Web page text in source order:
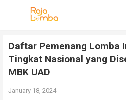
Daftar Pemenang Lomba
Tingkat Nasional yang
MBK UAD
January 18, 2024